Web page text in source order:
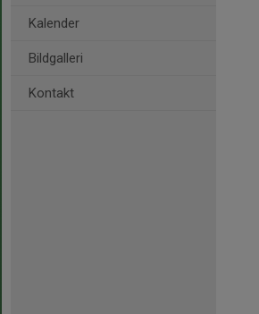
Kalender
Bildgalleri
Kontakt